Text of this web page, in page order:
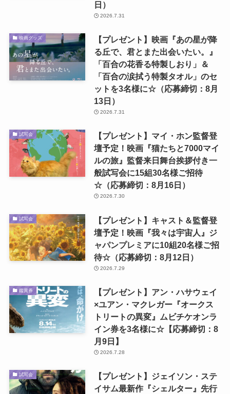
日）
2026.7.31
映画グッズ
【プレゼント】映画『あの星が降
る丘で、君とまた出会いたい。』
「百合の花香る特製しおり」＆
「百合の涙拭う特製タオル」のセ
ットを3名様に☆（応募締切：8月
13日）
2026.7.31
試写会
【プレゼント】マイ・ホン監督登
壇予定！映画『猫たちと7000マイ
ルの旅』監督来日舞台挨拶付き一
般試写会に15組30名様ご招待
☆（応募締切：8月16日）
2026.7.30
試写会
【プレゼント】キャスト＆監督登
壇予定！映画『我々は宇宙人』ジ
ャパンプレミアに10組20名様ご招
待☆（応募締切：8月12日）
2026.7.29
鑑賞券
【プレゼント】アン・ハサウェイ
×ユアン・マクレガー『オークス
トリートの異変』ムビチケオンラ
イン券を3名様に☆【応募締切：8
月9日】
2026.7.28
試写会
【プレゼント】ジェイソン・ステ
イサム最新作『シェルター』先行